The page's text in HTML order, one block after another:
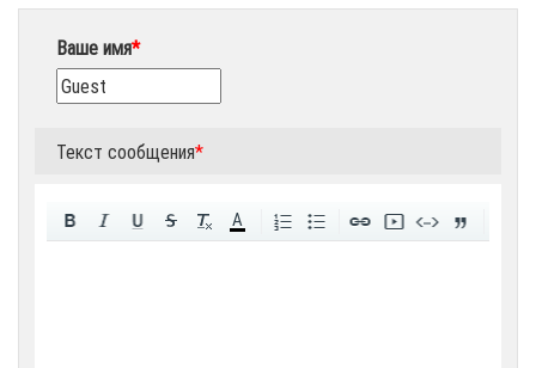
Ваше имя*
Текст сообщения*
A